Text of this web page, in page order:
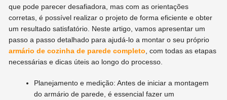
que pode parecer desafiadora, mas com as orientações
corretas, é possível realizar o projeto de forma eficiente e obter
um resultado satisfatório. Neste artigo, vamos apresentar um
passo a passo detalhado para ajudá-lo a montar o seu próprio
armário de cozinha de parede completo , com todas as etapas
necessárias e dicas úteis ao longo do processo.
Planejamento e medição: Antes de iniciar a montagem
do armário de parede, é essencial fazer um